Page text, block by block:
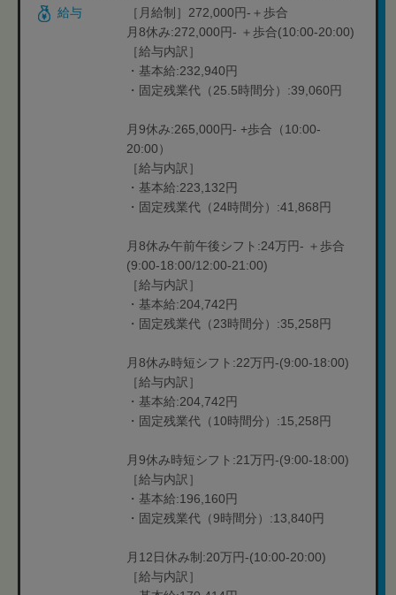
給与
［月給制］272,000円-＋歩合
月8休み:272,000円- ＋歩合(10:00-20:00)
［給与内訳］
・基本給:232,940円
・固定残業代（25.5時間分）:39,060円
月9休み:265,000円- +歩合（10:00-
20:00）
［給与内訳］
・基本給:223,132円
・固定残業代（24時間分）:41,868円
月8休み午前午後シフト:24万円- ＋歩合
(9:00-18:00/12:00-21:00)
［給与内訳］
・基本給:204,742円
・固定残業代（23時間分）:35,258円
月8休み時短シフト:22万円-(9:00-18:00)
［給与内訳］
・基本給:204,742円
・固定残業代（10時間分）:15,258円
月9休み時短シフト:21万円-(9:00-18:00)
［給与内訳］
・基本給:196,160円
・固定残業代（9時間分）:13,840円
月12日休み制:20万円-(10:00-20:00)
［給与内訳］